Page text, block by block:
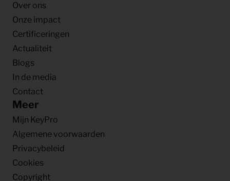
Over ons
Onze impact
Certificeringen
Actualiteit
Blogs
In de media
Contact
Meer
Mijn KeyPro
Algemene voorwaarden
Privacybeleid
Cookies
Copyright